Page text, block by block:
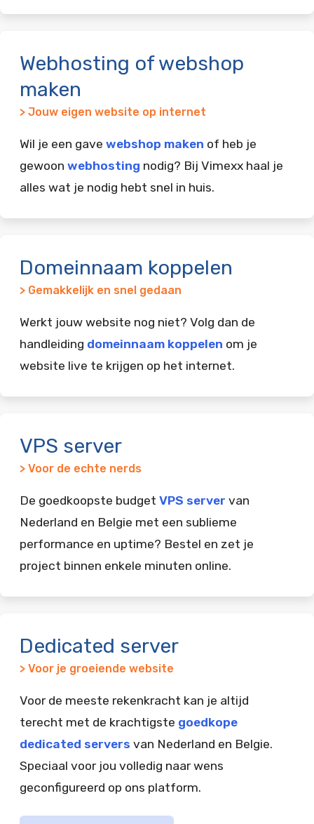
Webhosting of webshop
maken
> Jouw eigen website op internet
Wil je een gave webshop maken of heb je
gewoon webhosting nodig? Bij Vimexx haal je
alles wat je nodig hebt snel in huis.
Domeinnaam koppelen
> Gemakkelijk en snel gedaan
Werkt jouw website nog niet? Volg dan de
handleiding domeinnaam koppelen om je
website live te krijgen op het internet.
VPS server
> Voor de echte nerds
De goedkoopste budget VPS server van
Nederland en Belgie met een sublieme
performance en uptime? Bestel en zet je
project binnen enkele minuten online.
Dedicated server
> Voor je groeiende website
Voor de meeste rekenkracht kan je altijd
terecht met de krachtigste goedkope
dedicated servers van Nederland en Belgie.
Speciaal voor jou volledig naar wens
geconfigureerd op ons platform.